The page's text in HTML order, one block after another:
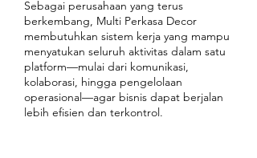
Sebagai perusahaan yang terus
berkembang, Multi Perkasa Decor
membutuhkan sistem kerja yang mampu
menyatukan seluruh aktivitas dalam satu
platform—mulai dari komunikasi,
kolaborasi, hingga pengelolaan
operasional—agar bisnis dapat berjalan
lebih efisien dan terkontrol.